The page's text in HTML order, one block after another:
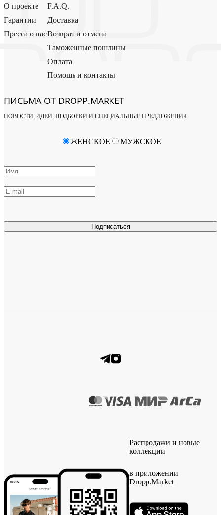
О проекте
Гарантии
Пресса о нас
F.A.Q.
Доставка
Возврат и отмена
Таможенные пошлины
Оплата
Помощь и контакты
ПИСЬМА ОТ DROPP.MARKET
НОВОСТИ, ИДЕИ, ПОДБОРКИ И СПЕЦИАЛЬНЫЕ ПРЕДЛОЖЕНИЯ
Подписаться
ЖЕНСКОЕ МУЖСКОЕ
Распродажи и новые
коллекции
в приложении
Dropp.Market